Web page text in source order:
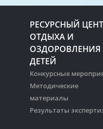
РЕСУРСНЫЙ
ОТДЫХА И
ОЗДОРОВЛЕНИЯ
ДЕТЕЙ
Конкурсные
Методические
материалы
Результаты